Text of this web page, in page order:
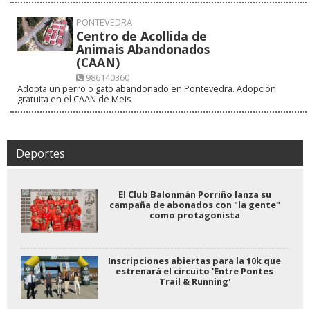
PONTEVEDRA
Centro de Acollida de
Animais Abandonados
(CAAN)
986140360
Adopta un perro o gato abandonado en Pontevedra. Adopción
gratuita en el CAAN de Meis
Deportes
El Club Balonmán Porriño lanza su
campaña de abonados con "la gente"
como protagonista
Inscripciones abiertas para la 10k que
estrenará el circuito 'Entre Pontes
Trail & Running'